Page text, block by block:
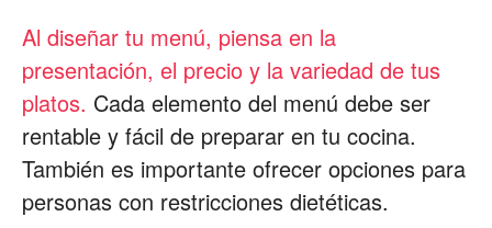
Al diseñar tu menú, piensa en la
presentación, el precio y la variedad de tus
platos. Cada elemento del menú debe ser
rentable y fácil de preparar en tu cocina.
También es importante ofrecer opciones para
personas con restricciones dietéticas.